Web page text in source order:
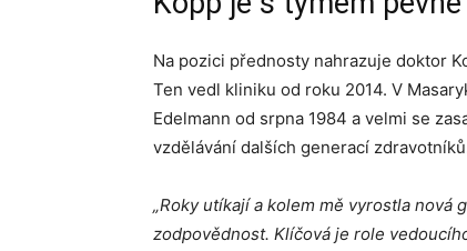
Na pozici přednosty nahrazuje doktor
Ten vedl kliniku od roku 2014. V
Edelmann od srpna 1984 a velmi se
vzdělávání dalších generací
„Roky utíkají a kolem mě vyrostla
zodpovědnost. Klíčová je role